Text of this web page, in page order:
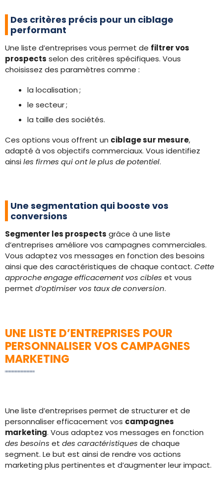
Des critères précis pour un ciblage
performant
Une liste d’entreprises vous permet de filtrer vos
prospects selon des critères spécifiques. Vous
choisissez des paramètres comme :
la localisation ;
le secteur ;
la taille des sociétés.
Ces options vous offrent un ciblage sur mesure,
adapté à vos objectifs commerciaux. Vous identifiez
ainsiles firmes qui ont le plus de potentiel.
Une segmentation qui booste vos
conversions
Segmenter les prospects grâce à une liste
d’entreprises améliore vos campagnes commerciales.
Vous adaptez vos messages en fonction des besoins
ainsi que des caractéristiques de chaque contact. Cette
approche engage efficacement vos cibles et vous
permet d’optimiser vos taux de conversion.
UNE LISTE D’ENTREPRISES POUR
PERSONNALISER VOS CAMPAGNES
MARKETING
Une liste d’entreprises permet de structurer et de
personnaliser efficacement vos campagnes
marketing. Vous adaptez vos messages en fonction
des besoins et des caractéristiques de chaque
segment. Le but est ainsi de rendre vos actions
marketing plus pertinentes et d’augmenter leur impact.